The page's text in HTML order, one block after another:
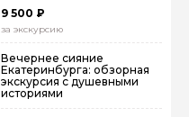
9 500 ₽
за экскурсию
Вечернее сияние
Екатеринбурга: обзорная
экскурсия с душевными
историями